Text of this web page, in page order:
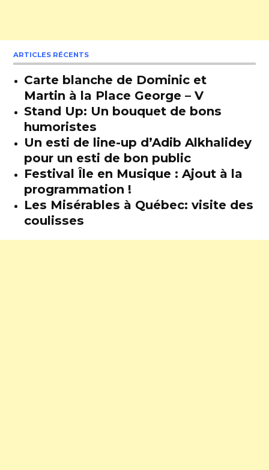
ARTICLES RÉCENTS
Carte blanche de Dominic et
Martin à la Place George – V
Stand Up: Un bouquet de bons
humoristes
Un esti de line-up d’Adib Alkhalidey
pour un esti de bon public
Festival Île en Musique : Ajout à la
programmation !
Les Misérables à Québec: visite des
coulisses